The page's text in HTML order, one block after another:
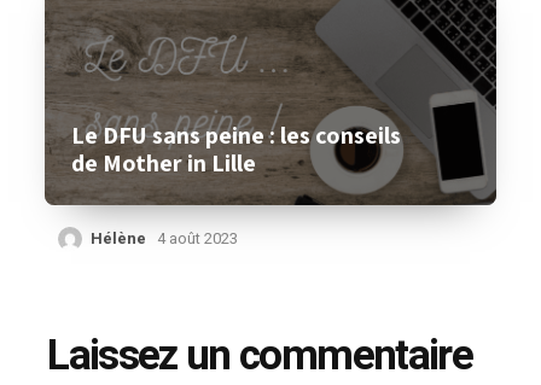
Le DFU sans peine : les conseils
de Mother in Lille
Hélène 4 août 2023
Laissez un commentaire